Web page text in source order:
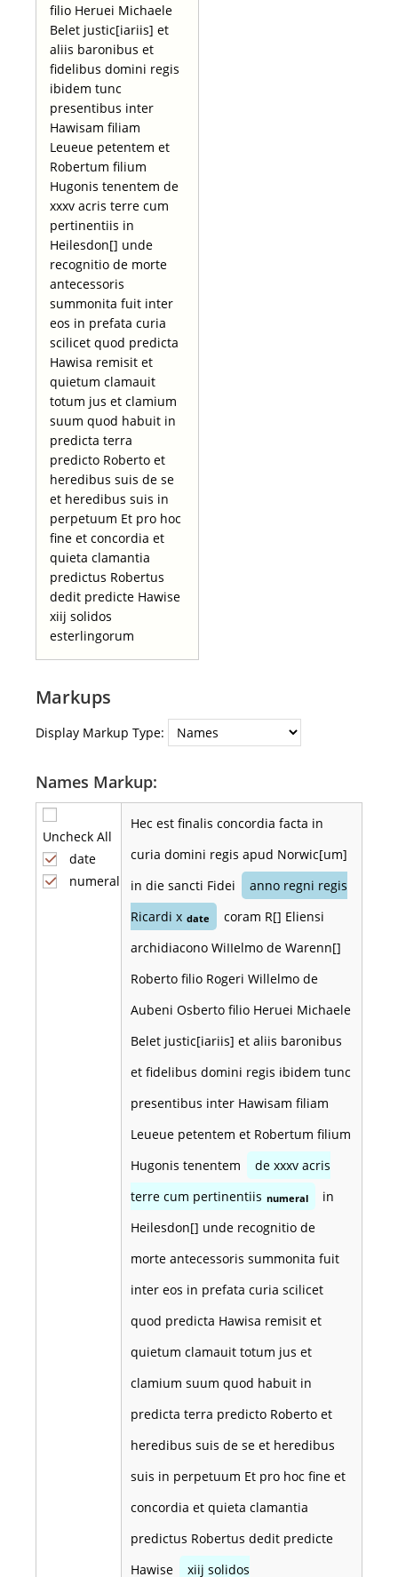
filio Heruei Michaele
Belet justic[iariis] et
aliis baronibus et
fidelibus domini regis
ibidem tunc
presentibus inter
Hawisam filiam
Leueue petentem et
Robertum filium
Hugonis tenentem de
xxxv acris terre cum
pertinentiis in
Heilesdon[] unde
recognitio de morte
antecessoris
summonita fuit inter
eos in prefata curia
scilicet quod predicta
Hawisa remisit et
quietum clamauit
totum jus et clamium
suum quod habuit in
predicta terra
predicto Roberto et
heredibus suis de se
et heredibus suis in
perpetuum Et pro hoc
fine et concordia et
quieta clamantia
predictus Robertus
dedit predicte Hawise
xiij solidos
esterlingorum
Markups
Display Markup Type:
Names Markup:
Uncheck All
date
numeral
Hec est finalis concordia facta in
curia domini regis apud Norwic[um]
in die sancti Fidei
anno regni regis
Ricardi x date
coram R[] Eliensi
archidiacono WiIIelmo de Warenn[]
Roberto filio Rogeri Willelmo de
Aubeni Osberto filio Heruei Michaele
Belet justic[iariis] et aliis baronibus
et fidelibus domini regis ibidem tunc
presentibus inter Hawisam filiam
Leueue petentem et Robertum filium
Hugonis tenentem
de xxxv acris
terre cum pertinentiis numeral
in
Heilesdon[] unde recognitio de
morte antecessoris summonita fuit
inter eos in prefata curia scilicet
quod predicta Hawisa remisit et
quietum clamauit totum jus et
clamium suum quod habuit in
predicta terra predicto Roberto et
heredibus suis de se et heredibus
suis in perpetuum Et pro hoc fine et
concordia et quieta clamantia
predictus Robertus dedit predicte
Hawise
xiij solidos